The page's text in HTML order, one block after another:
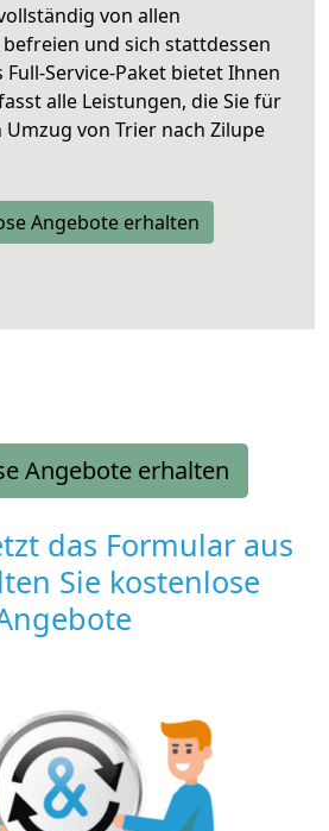
von allen
und sich stattdessen
Full-Service-Paket bietet Ihnen
alle Leistungen, die Sie für
von Trier nach Zilupe
Angebote erhalten
Angebote erhalten
das Formular aus
Sie kostenlose